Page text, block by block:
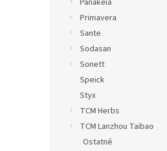
Panakeia
Primavera
Sante
Sodasan
Sonett
Speick
Styx
TCM Herbs
TCM Lanzhou Taibao
Ostatné